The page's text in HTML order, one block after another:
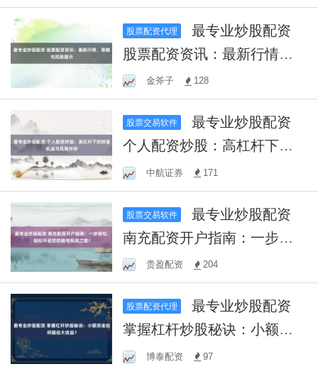
股票配资代理
最专业炒股配资
股票配资资讯：最新行情、
策略与风险提示
金斧子 128
股票交易软件
最专业炒股配资
个人配资炒股：高杠杆下的
财富机遇与风险并存
中航证券 171
股票交易软件
最专业炒股配资
南充配资开户指南：一步到
位，轻松开启您的股市投资
之路！
贵盈配资 204
股票配资代理
最专业炒股配资
掌握杠杆炒股秘诀：小额资
金如何撬动大收益？
博泰配资 97